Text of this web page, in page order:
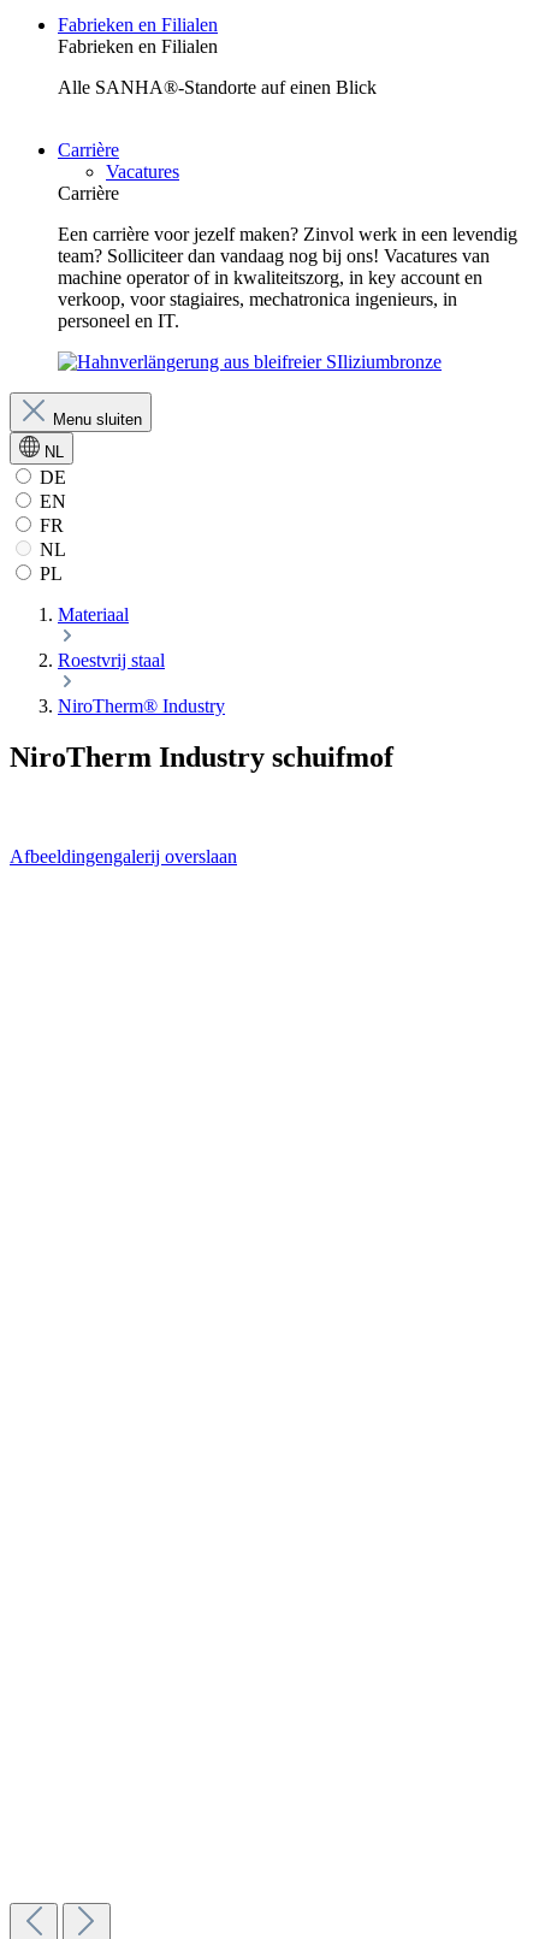
Fabrieken en Filialen
Fabrieken en Filialen
Alle SANHA®-Standorte auf einen Blick
Carrière
Vacatures
Carrière
Een carrière voor jezelf maken? Zinvol werk in een levendig
team? Solliciteer dan vandaag nog bij ons! Vacatures van
machine operator of in kwaliteitszorg, in key account en
verkoop, voor stagiaires, mechatronica ingenieurs, in
personeel en IT.
Menu sluiten
NL
DE
EN
FR
NL
PL
Materiaal
Roestvrij staal
NiroTherm® Industry
NiroTherm Industry schuifmof
Afbeeldingengalerij overslaan